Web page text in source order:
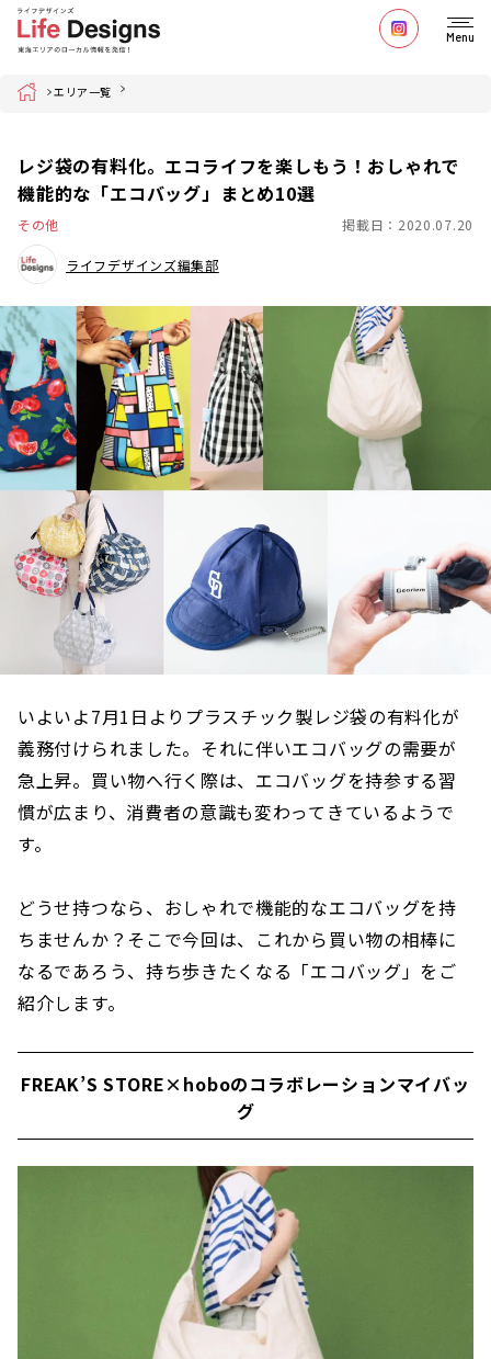
Menu
Home エリア一覧
レジ袋の有料化。エコライフを楽しもう！おしゃれで
機能的な「エコバッグ」まとめ10選
その他 掲載日：2020.07.20
ライフデザインズ編集部
いよいよ7月1日よりプラスチック製レジ袋の有料化が
義務付けられました。それに伴いエコバッグの需要が
急上昇。買い物へ行く際は、エコバッグを持参する習
慣が広まり、消費者の意識も変わってきているようで
す。
どうせ持つなら、おしゃれで機能的なエコバッグを持
ちませんか？そこで今回は、これから買い物の相棒に
なるであろう、持ち歩きたくなる「エコバッグ」をご
紹介します。
FREAK’S STORE×hoboのコラボレーションマイバッ
グ